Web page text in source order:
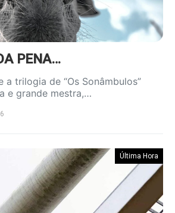
PENA…
a trilogia de “Os Sonâmbulos”
e grande mestra,…
Última Hora